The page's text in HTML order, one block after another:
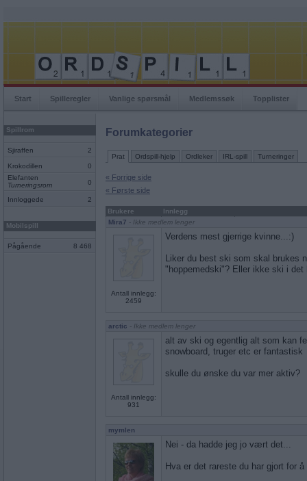
Start Spilleregler Vanlige spørsmål Medlemssøk Topplister
Spillrom
Sjiraffen 2
Krokodillen
0
Elefanten
Turneringsrom
0
Innloggede 2
Mobilspill
Pågående 8 468
Forumkategorier
Prat Ordspill-hjelp Ordleker IRL-spill Turneringer
« Forrige side
« Første side
Brukere
Innlegg
Mira7 - Ikke medlem lenger
Antall innlegg:
2459
Verdens mest gjerrige kvinne...:)
Liker du best ski som skal brukes
"hoppemedski"? Eller ikke ski i det
arctic - Ikke medlem lenger
Antall innlegg:
931
alt av ski og egentlig alt som kan
snowboard, truger etc er fantastisk
skulle du ønske du var mer aktiv?
mymlen
Nei - da hadde jeg jo vært det...
Hva er det rareste du har gjort for